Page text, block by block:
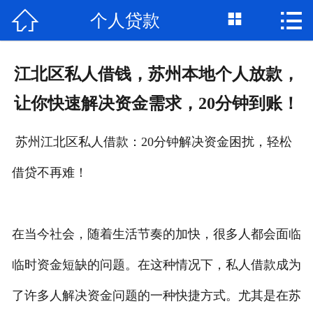
首页
私人借款
个人资金
个人贷款
 个人贷款  
江北区私人借钱，苏州本地个人放款，
让你快速解决资金需求，20分钟到账！
苏州江北区私人借款：20分钟解决资金困扰，轻松
借贷不再难！
在当今社会，随着生活节奏的加快，很多人都会面临
临时资金短缺的问题。在这种情况下，私人借款成为
了许多人解决资金问题的一种快捷方式。尤其是在苏